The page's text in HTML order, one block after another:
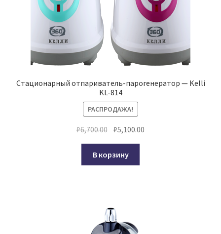
Стационарный отпариватель-парогенератор — Kelli
KL-814
РАСПРОДАЖА!
₽6,700.00 Первоначальная
составляла
₽6,700.00.
₽5,100.00
В корзину